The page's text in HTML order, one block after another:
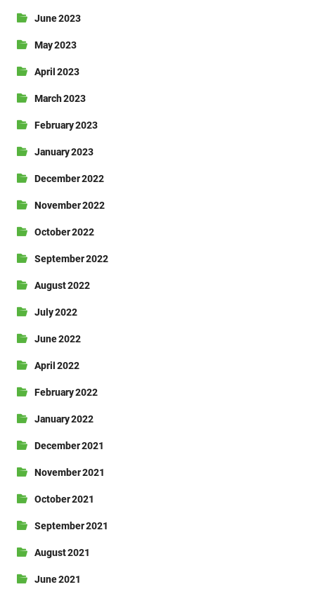
June 2023
May 2023
April 2023
March 2023
February 2023
January 2023
December 2022
November 2022
October 2022
September 2022
August 2022
July 2022
June 2022
April 2022
February 2022
January 2022
December 2021
November 2021
October 2021
September 2021
August 2021
June 2021